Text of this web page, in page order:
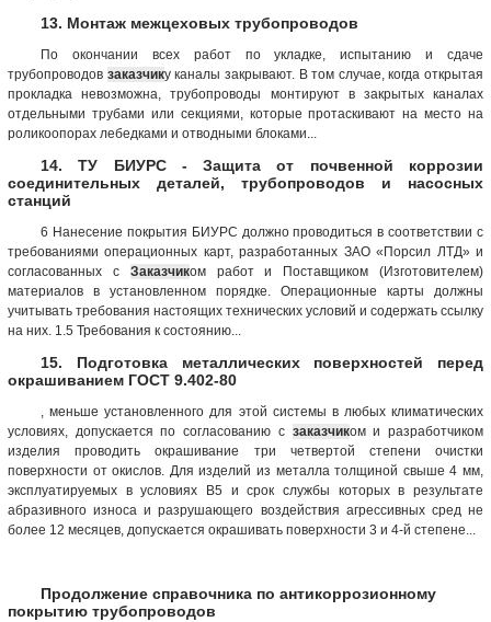
13. Монтаж межцеховых трубопроводов
По окончании всех работ по укладке, испытанию и сдаче
трубопроводов заказчику каналы закрывают. В том случае, когда открытая
прокладка невозможна, трубопроводы монтируют в закрытых каналах
отдельными трубами или секциями, которые протаскивают на место на
роликоопорах лебедками и отводными блоками...
14. ТУ БИУРС - Защита от почвенной коррозии
соединительных деталей, трубопроводов и насосных
станций
6 Нанесение покрытия БИУРС должно проводиться в соответствии с
требованиями операционных карт, разработанных ЗАО «Порсил ЛТД» и
согласованных с Заказчиком работ и Поставщиком (Изготовителем)
материалов в установленном порядке. Операционные карты должны
учитывать требования настоящих технических условий и содержать ссылку
на них. 1.5 Требования к состоянию...
15. Подготовка металлических поверхностей перед
окрашиванием ГОСТ 9.402-80
, меньше установленного для этой системы в любых климатических
условиях, допускается по согласованию с заказчиком и разработчиком
изделия проводить окрашивание три четвертой степени очистки
поверхности от окислов. Для изделий из металла толщиной свыше 4 мм,
эксплуатируемых в условиях В5 и срок службы которых в результате
абразивного износа и разрушающего воздействия агрессивных сред не
более 12 месяцев, допускается окрашивать поверхности 3 и 4-й степене...
Продолжение справочника по антикоррозионному
покрытию трубопроводов